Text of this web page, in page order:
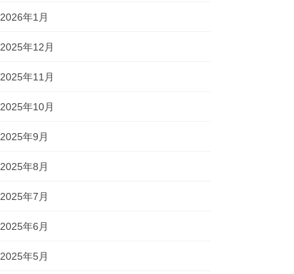
2026年1月
2025年12月
2025年11月
2025年10月
2025年9月
2025年8月
2025年7月
2025年6月
2025年5月